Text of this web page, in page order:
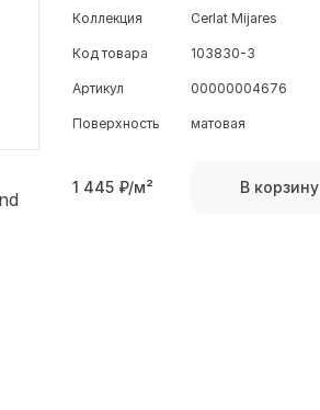
Коллекция Cerlat Mijares
Код товара 103830-3
Артикул 00000004676
Поверхность матовая
1 445 ₽/м² В корзину